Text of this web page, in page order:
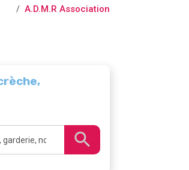
A.D.M.R Association